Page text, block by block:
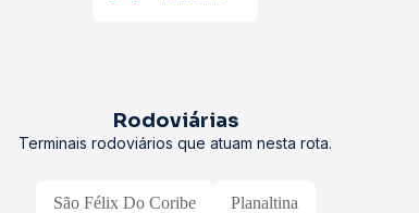
Rodoviárias
Terminais rodoviários que atuam nesta rota.
São Félix Do Coribe Planaltina